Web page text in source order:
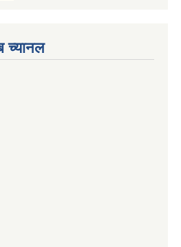
च्यानल